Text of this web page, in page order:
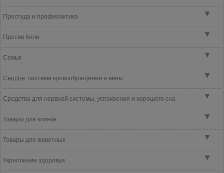
▼
Простуда и профилактика
▼
Против боли
▼
Семья
▼
Сердце, система кровообращения и вены
▼
Средства для нервной системы, успокоения и хорошего сна
▼
Товары для клиник
▼
Товары для животных
▼
Укрепление здоровья